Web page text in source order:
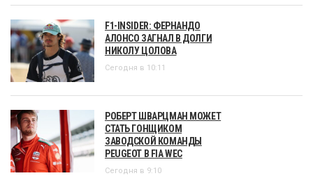
F1-INSIDER: ФЕРНАНДО
АЛОНСО ЗАГНАЛ В ДОЛГИ
НИКОЛУ ЦОЛОВА
Сегодня в 10:11
РОБЕРТ ШВАРЦМАН МОЖЕТ
СТАТЬ ГОНЩИКОМ
ЗАВОДСКОЙ КОМАНДЫ
PEUGEOT В FIA WEC
Сегодня в 9:10